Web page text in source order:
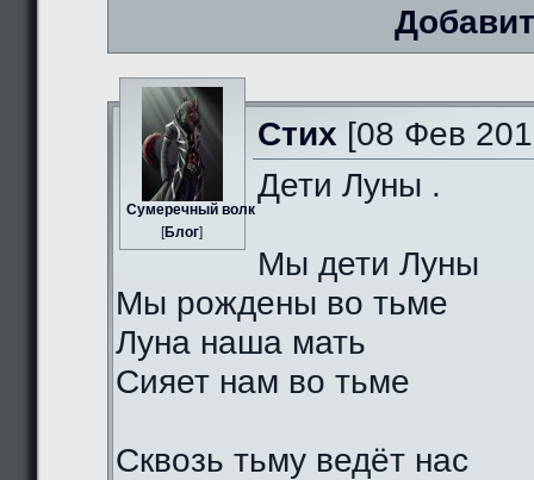
Сумеречный волк
[Блог]
Стих [08 Фев
Дети Луны .
Мы дети Луны
Мы рождены во тьме
Луна наша мать
Сияет нам во тьме
Сквозь тьму ведёт нас